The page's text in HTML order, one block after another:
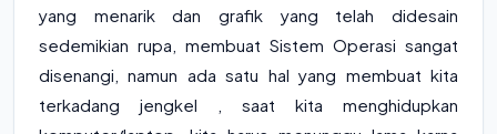
yang menarik dan grafik yang telah didesain
sedemikian rupa, membuat Sistem Operasi sangat
disenangi, namun ada satu hal yang membuat kita
terkadang jengkel , saat kita menghidupkan